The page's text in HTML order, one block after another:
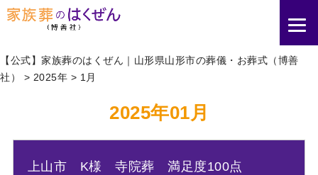
【公式】家族葬のはくぜん｜山形県山形市の葬儀・お葬式（博善
社）
> 2025年 > 1月
2025年01月
上山市 K様 寺院葬 満足度100点